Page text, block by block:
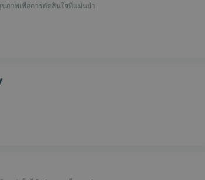
ภาพเพื่อการตัดสินใจที่แม่นยำ